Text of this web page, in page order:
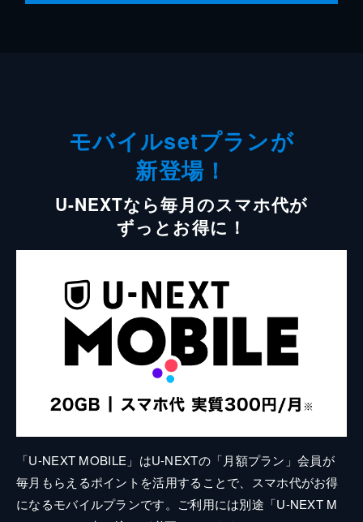
モバイルsetプランが
新登場！
U-NEXTなら毎月のスマホ代が
ずっとお得に！
「U-NEXT MOBILE」はU-NEXTの「月額プラン」会員が
毎月もらえるポイントを活用することで、スマホ代がお得
になるモバイルプランです。ご利用には別途「U-NEXT M